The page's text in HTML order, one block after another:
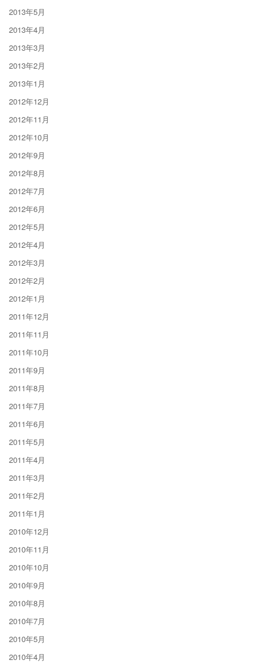
2013年5月
2013年4月
2013年3月
2013年2月
2013年1月
2012年12月
2012年11月
2012年10月
2012年9月
2012年8月
2012年7月
2012年6月
2012年5月
2012年4月
2012年3月
2012年2月
2012年1月
2011年12月
2011年11月
2011年10月
2011年9月
2011年8月
2011年7月
2011年6月
2011年5月
2011年4月
2011年3月
2011年2月
2011年1月
2010年12月
2010年11月
2010年10月
2010年9月
2010年8月
2010年7月
2010年5月
2010年4月